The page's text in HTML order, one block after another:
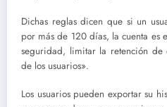
Dichas reglas dicen que si un
por más de 120 días, la cuenta es
seguridad, limitar la retención
de los usuarios».
Los usuarios pueden exportar su